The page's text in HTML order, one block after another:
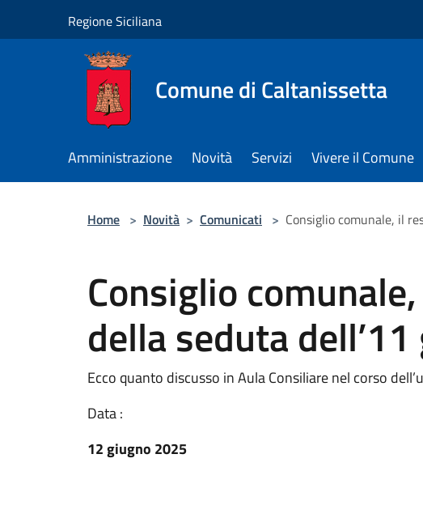
Regione Siciliana
Comune di Caltanissetta
Amministrazione Novità Servizi Vivere il Comune
Home > Novità > Comunicati > Consiglio comunale, il
Consiglio
della seduta
Ecco quanto discusso in Aula Consiliare nel corso
Data :
12 giugno 2025